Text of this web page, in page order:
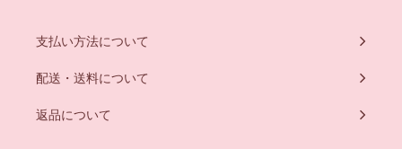
支払い方法について
配送・送料について
返品について